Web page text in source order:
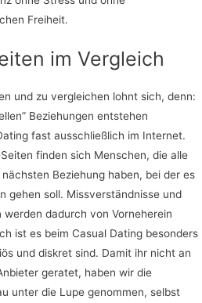
Freiheit.
im Vergleich
und zu vergleichen lohnt sich, denn:
Beziehungen entstehen
fast ausschließlich im Internet.
finden sich Menschen, die alle
Beziehung haben, bei der es
gehen soll. Missverständnisse und
dadurch von Vorneherein
ist es beim Casual Dating besonders
und diskret sind. Damit ihr nicht an
geratet, haben wir die
unter die Lupe genommen, selbst